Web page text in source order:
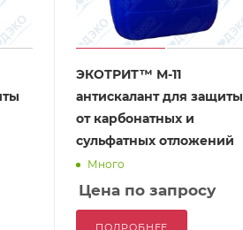
ЭКОТРИТ™ М-11
антискалант для защиты
от карбонатных и
сульфатных отложений
Много
Цена по запросу
ПОДРОБНЕЕ